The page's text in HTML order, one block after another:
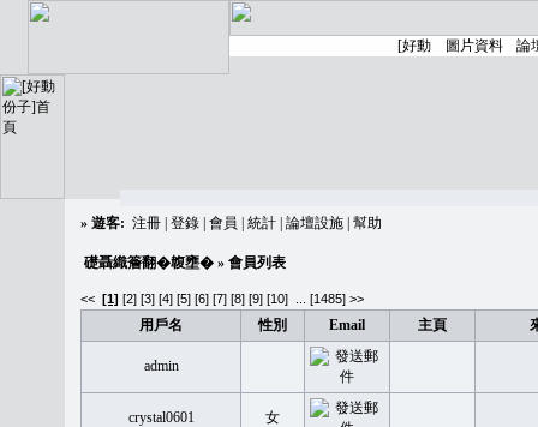
» 遊客: 注冊 登錄 會員 統計 論壇設施 幫助
礎聶織簷翻�䪖壅� » 會員列表
<< [1] [2] [3] [4] [5] [6] [7] [8] [9] [10] [1485] >>
用戶名 性別 Email 主頁
admin
crystal0601 女